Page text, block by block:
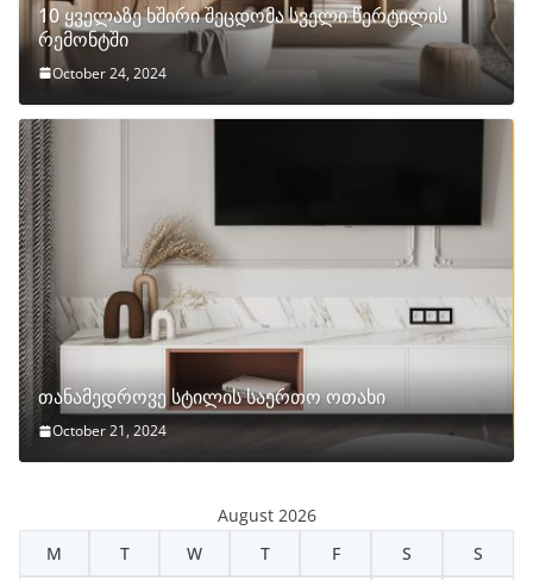
10 ყველაზე ხშირი შეცდომა სველი წერტილის
რემონტში
October 24, 2024
თანამედროვე სტილის საერთო ოთახი
October 21, 2024
August 2026
M
T W T F S S